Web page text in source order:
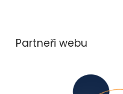
Partneři webu